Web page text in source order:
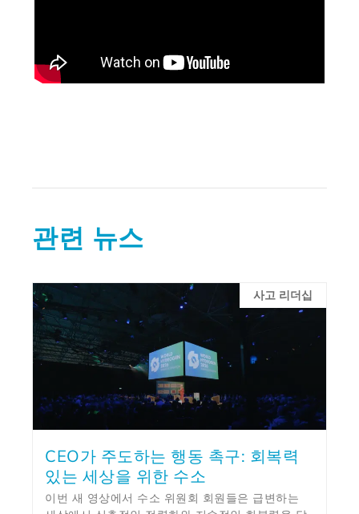
관련 뉴스
사고 리더십
CEO가 주도하는 행동 촉구: 회복력
있는 세상을 위한 수소
이번 새 영상에서 수소 위원회 회원들은 급변하는